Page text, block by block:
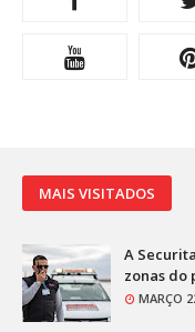
MAIS VISITADOS
A
zonas do
MARÇO